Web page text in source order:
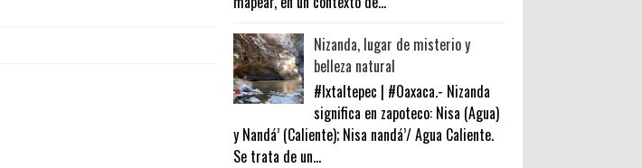
Nizanda, lugar de misterio y
belleza natural
#Ixtaltepec | #Oaxaca.- Nizanda
significa en zapoteco: Nisa (Agua)
y Nandá’ (Caliente); Nisa nandá’/ Agua Caliente.
Se trata de un...